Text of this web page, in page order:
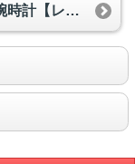
ミッキーダイヤモンドファンタジア 腕時計【レディース ホワイト】